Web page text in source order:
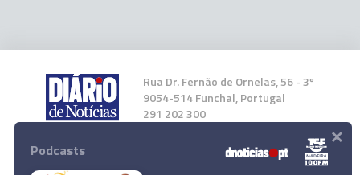
Rua Dr. Fernão de Ornelas, 56 - 3º
9054-514 Funchal, Portugal
291 202 300
Instale a nossa App
Podcasts ×